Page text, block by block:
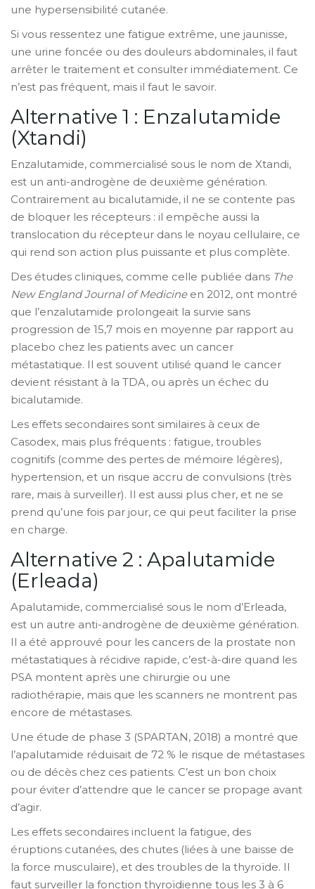
une hypersensibilité cutanée.
Si vous ressentez une fatigue extrême, une jaunisse,
une urine foncée ou des douleurs abdominales, il faut
arrêter le traitement et consulter immédiatement. Ce
n’est pas fréquent, mais il faut le savoir.
Alternative 1 : Enzalutamide
(Xtandi)
Enzalutamide, commercialisé sous le nom de Xtandi,
est un anti-androgène de deuxième génération.
Contrairement au bicalutamide, il ne se contente pas
de bloquer les récepteurs : il empêche aussi la
translocation du récepteur dans le noyau cellulaire, ce
qui rend son action plus puissante et plus complète.
Des études cliniques, comme celle publiée dans The
New England Journal of Medicineen 2012, ont montré
que l’enzalutamide prolongeait la survie sans
progression de 15,7 mois en moyenne par rapport au
placebo chez les patients avec un cancer
métastatique. Il est souvent utilisé quand le cancer
devient résistant à la TDA, ou après un échec du
bicalutamide.
Les effets secondaires sont similaires à ceux de
Casodex, mais plus fréquents : fatigue, troubles
cognitifs (comme des pertes de mémoire légères),
hypertension, et un risque accru de convulsions (très
rare, mais à surveiller). Il est aussi plus cher, et ne se
prend qu’une fois par jour, ce qui peut faciliter la prise
en charge.
Alternative 2 : Apalutamide
(Erleada)
Apalutamide, commercialisé sous le nom d’Erleada,
est un autre anti-androgène de deuxième génération.
Il a été approuvé pour les cancers de la prostate non
métastatiques à récidive rapide, c’est-à-dire quand les
PSA montent après une chirurgie ou une
radiothérapie, mais que les scanners ne montrent pas
encore de métastases.
Une étude de phase 3 (SPARTAN, 2018) a montré que
l’apalutamide réduisait de 72 % le risque de métastases
ou de décès chez ces patients. C’est un bon choix
pour éviter d’attendre que le cancer se propage avant
d’agir.
Les effets secondaires incluent la fatigue, des
éruptions cutanées, des chutes (liées à une baisse de
la force musculaire), et des troubles de la thyroïde. Il
faut surveiller la fonction thyroïdienne tous les 3 à 6